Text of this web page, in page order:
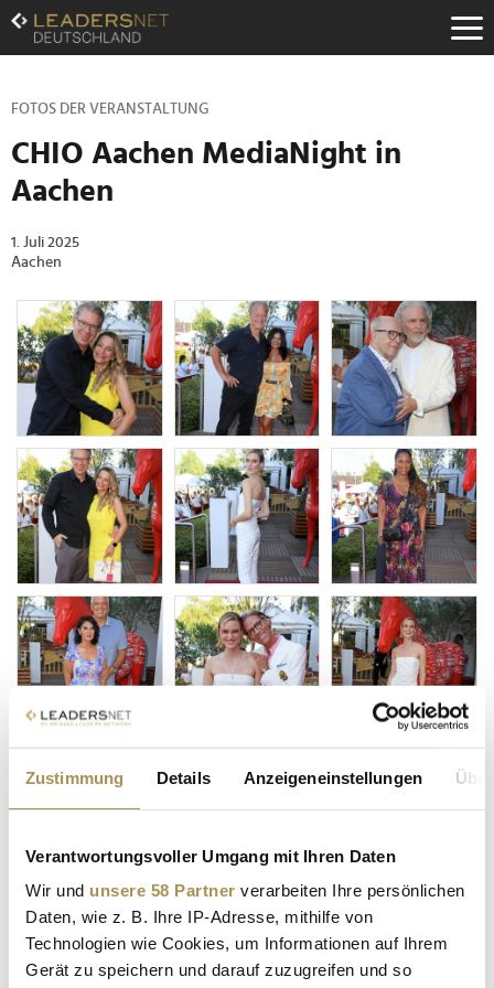
Zustimmung Details Anzeigeneinstellungen
Verantwortungsvoller Umgang mit Ihren Daten
Wir und unsere 58 Partner verarbeiten Ihre persönlichen
Daten, wie z. B. Ihre IP-Adresse, mithilfe von
Technologien wie Cookies, um Informationen auf Ihrem
Gerät zu speichern und darauf zuzugreifen und so
Zum
Inhalt
Zur
Navigation
Hauptnavigation
FOTOS DER VERANSTALTUNG
CHIO Aachen MediaNight in
Aachen
1. Juli 2025
Aachen